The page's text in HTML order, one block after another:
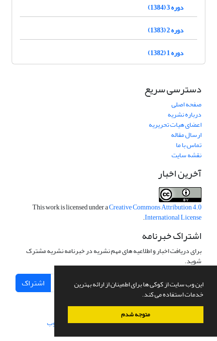
این وب سایت از کوکی ها برای اطمینان از ارائه بهترین
خدمات استفاده می کند.
متوجه شدم
دوره 3 (1384)
دوره 2 (1383)
دوره 1 (1382)
دسترسی سریع
صفحه اصلی
درباره نشریه
اعضای هیات تحریریه
ارسال مقاله
تماس با ما
نقشه سایت
آخرین اخبار
This work is licensed under aCreative Commons Attribution 4.0
International License
.
اشتراک خبرنامه
برای دریافت اخبار و اطلاعیه های مهم نشریه در خبرنامه نشریه مشترک
شوید.
اشتراک
سامانه مدیریت نشریات علمی.طراحی و پیاده سازی از سیناوب